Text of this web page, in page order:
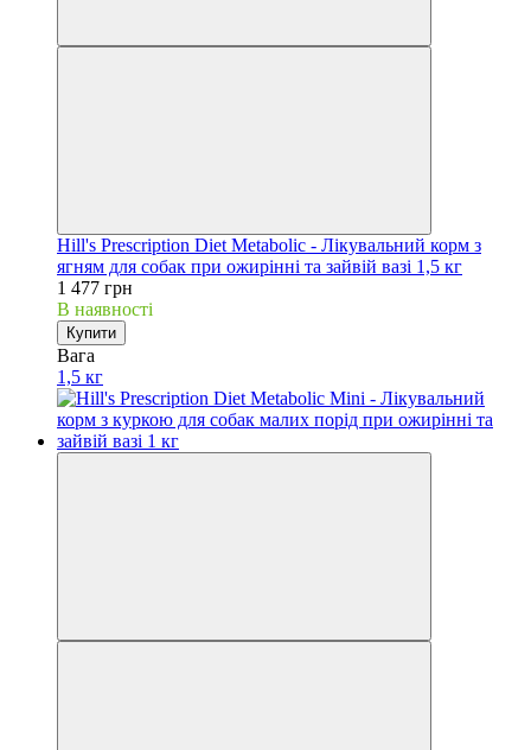
Hill's Prescription Diet Metabolic - Лікувальний корм з
ягням для собак при ожирінні та зайвій вазі 1,5 кг
1 477 грн
В наявності
Купити
Вага
1,5 кг